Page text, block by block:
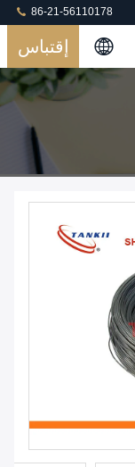
86-21-56110178
إقتباس